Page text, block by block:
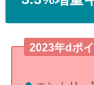
2023年dポ